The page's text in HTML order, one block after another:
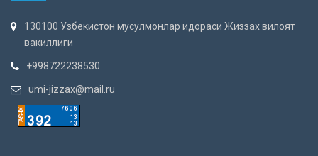
130100 Узбекистон мусулмонлар идораси Жиззах вилоят
вакиллиги
+998722238530
umi-jizzax@mail.ru